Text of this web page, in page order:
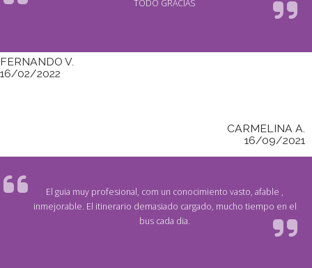
TODO GRACIAS
FERNANDO V.
16/02/2022
CARMELINA A.
16/09/2021
El guia muy profesional, com un conocimiento vasto, afable ,
inmejorable. El itinerario demasiado cargado, mucho tiempo en el
bus cada dia.